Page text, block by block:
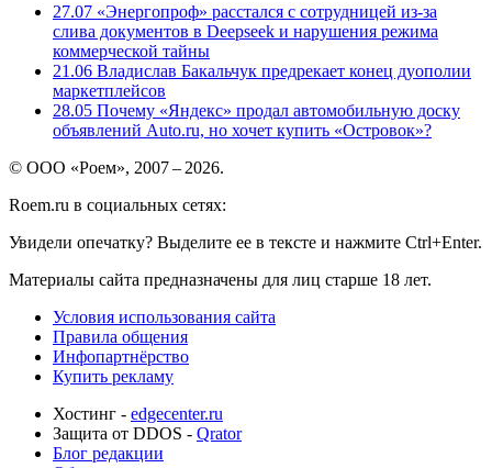
27.07 «Энергопроф» расстался с сотрудницей из-за
слива документов в Deepseek и нарушения режима
коммерческой тайны
21.06 Владислав Бакальчук предрекает конец дуополии
маркетплейсов
28.05 Почему «Яндекс» продал автомобильную доску
объявлений Auto.ru, но хочет купить «Островок»?
© ООО «Роем», 2007 – 2026.
Roem.ru в социальных сетях:
Увидели опечатку? Выделите ее в тексте и нажмите Ctrl+Enter.
Материалы сайта предназначены для лиц старше 18 лет.
Условия использования сайта
Правила общения
Инфопартнёрство
Купить рекламу
Хостинг - edgecenter.ru
Защита от DDOS - Qrator
Блог редакции